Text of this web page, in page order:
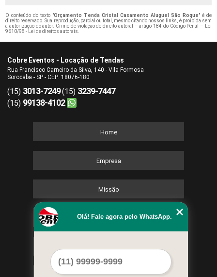
O conteúdo do texto "Orçamento Tenda Cristal Casamento Aluguel São Roque" é de
direito reservado. Sua reprodução, parcial ou total, mesmo citando nossos links, é proibida sem
a autorização do autor. Crime de violação de direito autoral – artigo 184 do Código Penal – Lei
9610/98 - Lei de direitos autorais.
Cobre Eventos - Locação de Tendas
Rua Francisco Carneiro da Silva, 140 - Vila Formosa
Sorocaba - SP - CEP: 18076-180
(15) 3013-7249(15) 3239-7447
(15) 99138-4102
Home
Empresa
Missão
Serviços
Mapa do site
Olá! Fale agora pelo WhatsApp.